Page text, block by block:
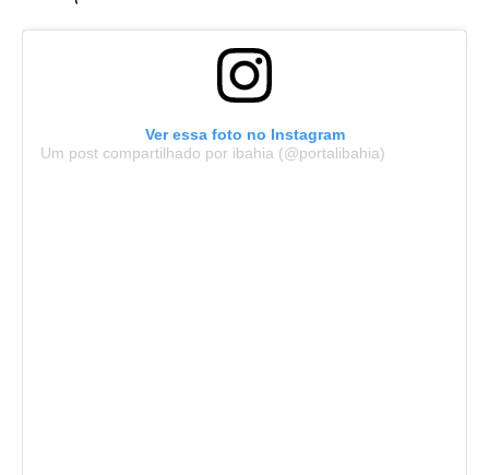
Ver essa foto no Instagram
Um post compartilhado por ibahia (@portalibahia)